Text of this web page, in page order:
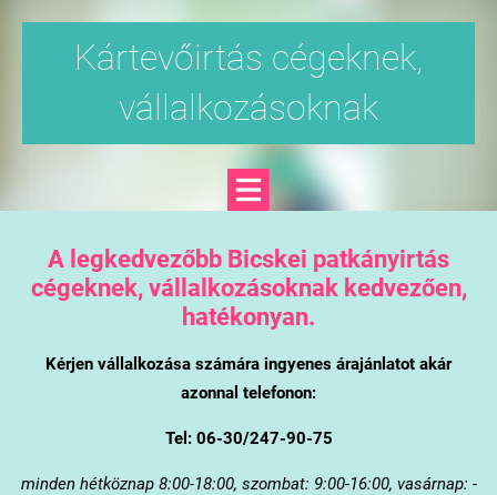
Kártevőirtás cégeknek,
vállalkozásoknak
A legkedvezőbb Bicskei patkányirtás
cégeknek, vállalkozásoknak kedvezően,
hatékonyan.
Kérjen vállalkozása számára ingyenes árajánlatot akár
azonnal telefonon:
Tel: 06-30/247-90-75
minden hétköznap 8:00-18:00, szombat: 9:00-16:00, vasárnap: -